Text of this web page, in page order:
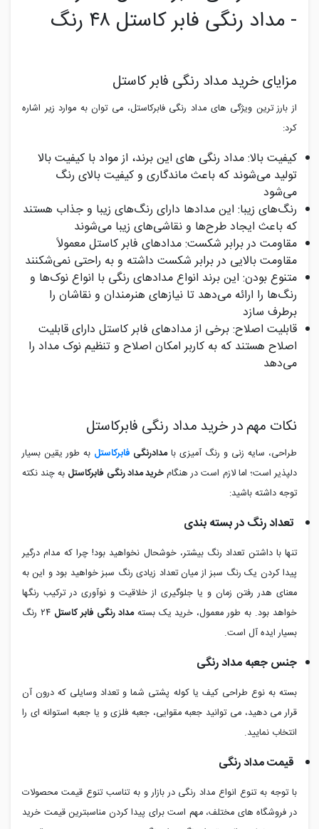
- مداد رنگی فابر کاستل ۴۸ رنگ
مزایای خرید مداد رنگی فابر کاستل
از بارز ترین ویژگی های مداد رنگی فابرکاستل، می توان به موارد زیر اشاره
کرد:
کیفیت بالا: مداد رنگی های این برند، از مواد با کیفیت بالا
تولید می‌شوند که باعث ماندگاری و کیفیت بالای رنگ
می‌شود
رنگ‌های زیبا: این مدادها دارای رنگ‌های زیبا و جذاب هستند
که باعث ایجاد طرح‌ها و نقاشی‌های زیبا می‌شوند
مقاومت در برابر شکست: مدادهای فابر کاستل معمولاً
مقاومت بالایی در برابر شکست داشته و به راحتی نمی‌شکنند
متنوع بودن: این برند انواع مدادهای رنگی با انواع نوک‌ها و
رنگ‌ها را ارائه می‌دهد تا نیازهای هنرمندان و نقاشان را
برطرف سازد
قابلیت اصلاح: برخی از مدادهای فابر کاستل دارای قابلیت
اصلاح هستند که به کاربر امکان اصلاح و تنظیم نوک مداد را
می‌دهد
نکات مهم در خرید مداد رنگی فابرکاستل
طراحی، سایه زنی و رنگ آمیزی بامدادرنگی فابرکاستل به طور یقین بسیار
دلپذیر است؛ اما لازم است در هنگامخرید مداد رنگی فابرکاستل به چند نکته
توجه داشته باشید:
تعداد رنگ در بسته بندی
تنها با داشتن تعداد رنگ بیشتر، خوشحال نخواهید بود! چرا که مدام درگیر
پیدا کردن یک رنگ سبز از میان تعداد زیادی رنگ سبز خواهید بود و این به
معنای هدر رفتن زمان و یا جلوگیری از خلاقیت و نوآوری در ترکیب رنگها
خواهد بود. به طور معمول، خرید یک بستهمداد رنگی فابر کاستل
۲۴ رنگ
بسیار ایده آل است.
جنس جعبه مداد رنگی
بسته به نوع طراحی کیف یا کوله پشتی شما و تعداد وسایلی که درون آن
قرار می دهید، می توانید جعبه مقوایی، جعبه فلزی و یا جعبه استوانه ای را
انتخاب نمایید.
قیمت مداد رنگی
با توجه به تنوع انواع مداد رنگی در بازار و به تناسب تنوع قیمت محصولات
در فروشگاه های مختلف، مهم است برای پیدا کردن مناسبترین قیمت خرید